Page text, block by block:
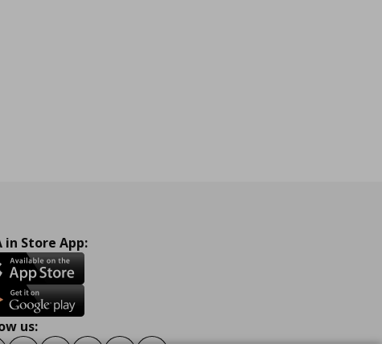
in Store App:
us: